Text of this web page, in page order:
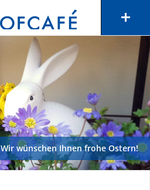
Wir wünschen Ihnen frohe Ostern!